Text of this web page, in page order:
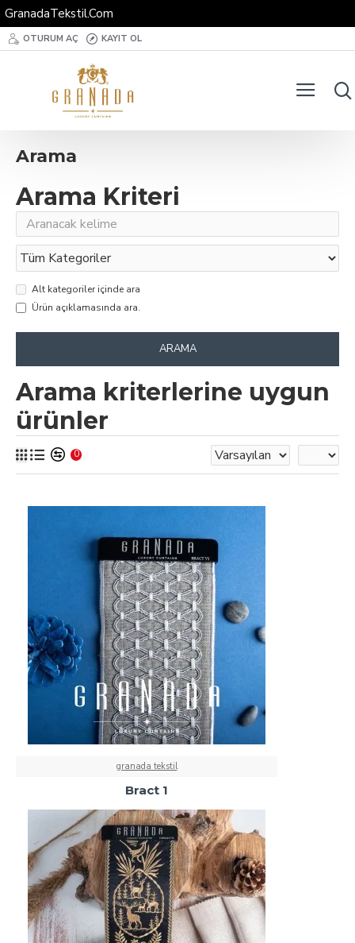
GranadaTekstil.Com
OTURUM AÇ KAYIT OL
Arama
Arama Kriteri
Alt kategoriler içinde ara
Ürün açıklamasında ara.
ARAMA
Arama kriterlerine uygun
ürünler
0
granada tekstil
Bract 1